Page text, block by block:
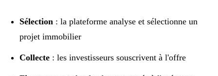
Sélection : la plateforme analyse et sélectionne un
projet immobilier
Collecte : les investisseurs souscrivent à l'offre